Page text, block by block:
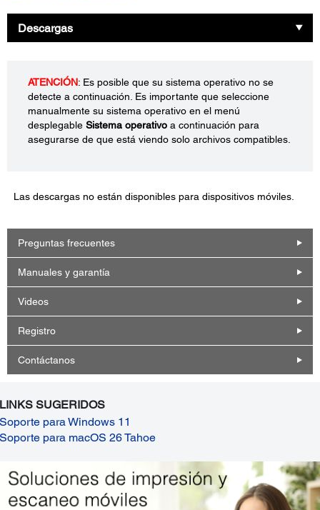
Descargas
ATENCIÓN: Es posible que su sistema operativo no se
detecte a continuación. Es importante que seleccione
manualmente su sistema operativo en el menú
desplegable Sistema operativo a continuación para
asegurarse de que está viendo solo archivos compatibles.
Las descargas no están disponibles para dispositivos móviles.
Preguntas frecuentes
Manuales y garantía
Videos
Registro
Contáctanos
LINKS SUGERIDOS
Soporte para Windows 11
Soporte para macOS 26 Tahoe